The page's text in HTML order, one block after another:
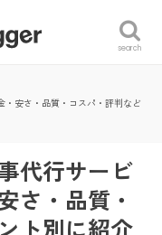
search
安さ・品質・コスパ・評判など
代行サービ
さ・品質・